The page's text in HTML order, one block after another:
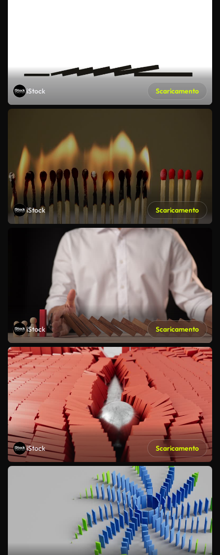
iStock Scaricamento
iStock Scaricamento
iStock Scaricamento
iStock Scaricamento